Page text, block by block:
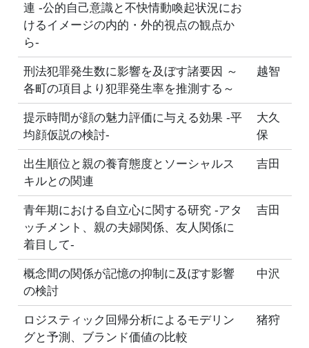
連 -公的自己意識と不快情動喚起状況にお
けるイメージの内的・外的視点の観点か
ら-
刑法犯罪発生数に影響を及ぼす諸要因 ～
各町の項目より犯罪発生率を推測する～
越智
提示時間が顔の魅力評価に与える効果 -平
均顔仮説の検討-
大久
保
出生順位と親の養育態度とソーシャルス
キルとの関連
吉田
青年期における自立心に関する研究 -アタ
ッチメント、親の夫婦関係、友人関係に
着目して-
吉田
概念間の関係が記憶の抑制に及ぼす影響
の検討
中沢
ロジスティック回帰分析によるモデリン
グと予測、ブランド価値の比較
猪狩